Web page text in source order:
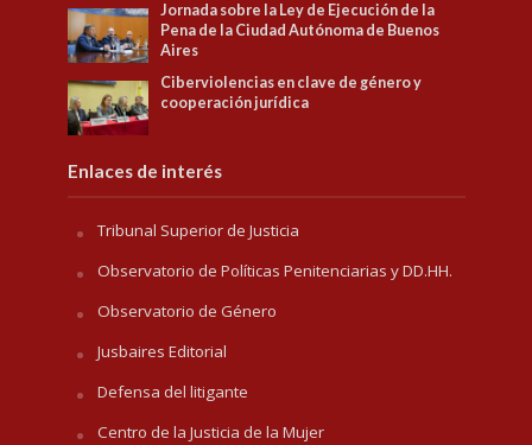
Jornada sobre la Ley de Ejecución de la
Pena de la Ciudad Autónoma de Buenos
Aires
Ciberviolencias en clave de género y
cooperación jurídica
Enlaces de interés
Tribunal Superior de Justicia
Observatorio de Políticas Penitenciarias y DD.HH.
Observatorio de Género
Jusbaires Editorial
Defensa del litigante
Centro de la Justicia de la Mujer